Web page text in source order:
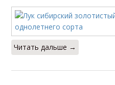
Читать дальше →